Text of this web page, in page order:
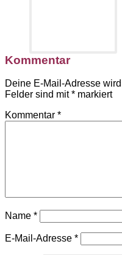
Kommentar
Deine E-Mail-Adresse
Felder sind mit* markiert
Kommentar *
Name *
E-Mail-Adresse *